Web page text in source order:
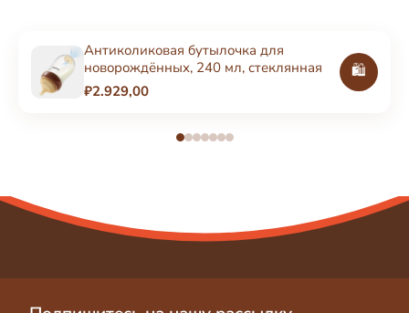
Антиколиковая бутылочка для
новорождённых, 240 мл, стеклянная
₽2.929,00
🛍️